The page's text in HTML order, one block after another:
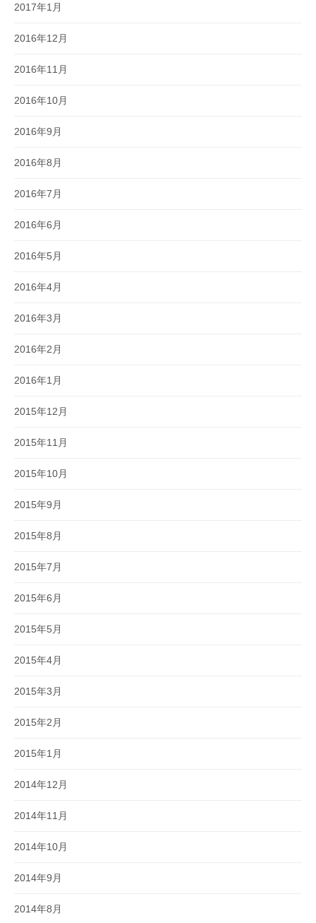
2017年1月
2016年12月
2016年11月
2016年10月
2016年9月
2016年8月
2016年7月
2016年6月
2016年5月
2016年4月
2016年3月
2016年2月
2016年1月
2015年12月
2015年11月
2015年10月
2015年9月
2015年8月
2015年7月
2015年6月
2015年5月
2015年4月
2015年3月
2015年2月
2015年1月
2014年12月
2014年11月
2014年10月
2014年9月
2014年8月